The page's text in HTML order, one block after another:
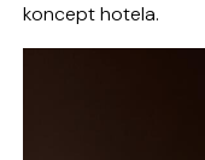
koncept hotela.